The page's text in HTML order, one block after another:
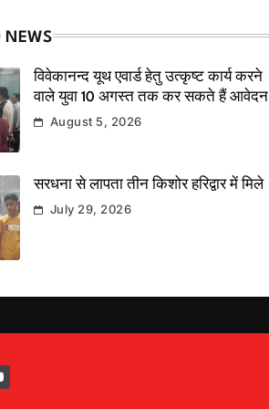
NEWS
विवेकानन्द यूथ एवार्ड हेतु उत्कृष्ट कार्य करने
वाले युवा 10 अगस्त तक कर सकते हैं आवेदन
August 5, 2026
सरधना से लापता तीन किशोर हरिद्वार में मिले
July 29, 2026